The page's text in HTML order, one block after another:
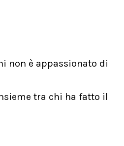
non è appassionato di
tra chi ha fatto il